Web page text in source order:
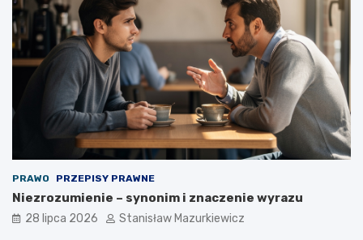
PRAWO PRZEPISY PRAWNE
Niezrozumienie – synonim i znaczenie wyrazu
28 lipca 2026 Stanisław Mazurkiewicz